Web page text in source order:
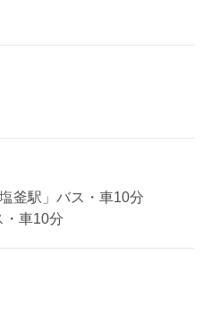
釜駅」バス・車10分
・車10分